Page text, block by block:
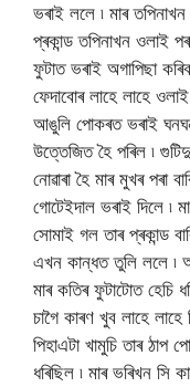
ভৰাই ললে ৷ মাৰ
প্ৰকান্ড তপিনাখন ওলাই
ফুটাত ভৰাই অগাপিছা
ফেদাবোৰ লাহে লাহে
আঙুলি পোকৰত ভৰাই
উত্তেজিত হৈ পৰিল ৷
নোৱাৰা হৈ মাৰ মুখৰ পৰা
গোটেইদাল ভৰাই দিলে ৷
সোমাই গল তাৰ প্ৰকান্ড
এখন কান্ধত তুলি ললে ৷
মাৰ কতিৰ ফুটাটোত হেচি
চাগৈ কাৰণ খুব লাহে
পিহাএটা খামুচি তাৰ
ধৰিছিল ৷ মাৰ ভৰিখন সি